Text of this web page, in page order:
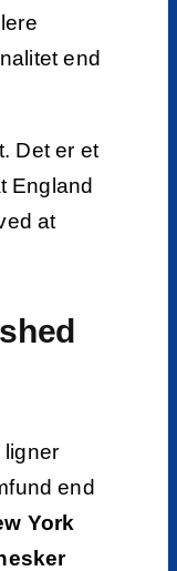
end
Det er et
England
at
ligner
end
York